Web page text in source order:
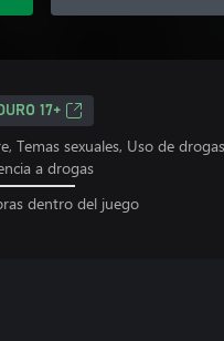
17+
Temas sexuales, Uso de
a drogas
dentro del juego